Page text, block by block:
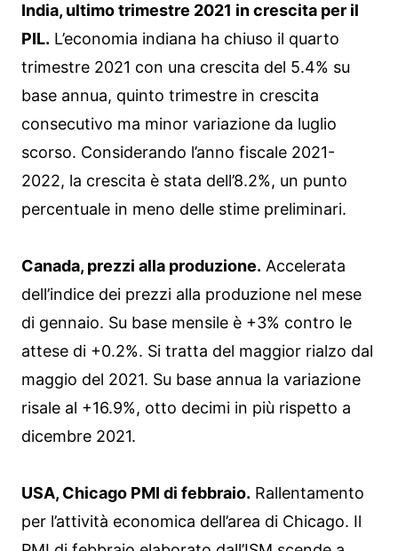
India, ultimo trimestre 2021 in crescita per il
PIL. L’economia indiana ha chiuso il quarto
trimestre 2021 con una crescita del 5.4% su
base annua, quinto trimestre in crescita
consecutivo ma minor variazione da luglio
scorso. Considerando l’anno fiscale 2021-
2022, la crescita è stata dell’8.2%, un punto
percentuale in meno delle stime preliminari.
Canada, prezzi alla produzione. Accelerata
dell’indice dei prezzi alla produzione nel mese
di gennaio. Su base mensile è +3% contro le
attese di +0.2%. Si tratta del maggior rialzo dal
maggio del 2021. Su base annua la variazione
risale al +16.9%, otto decimi in più rispetto a
dicembre 2021.
USA, Chicago PMI di febbraio. Rallentamento
per l’attività economica dell’area di Chicago. Il